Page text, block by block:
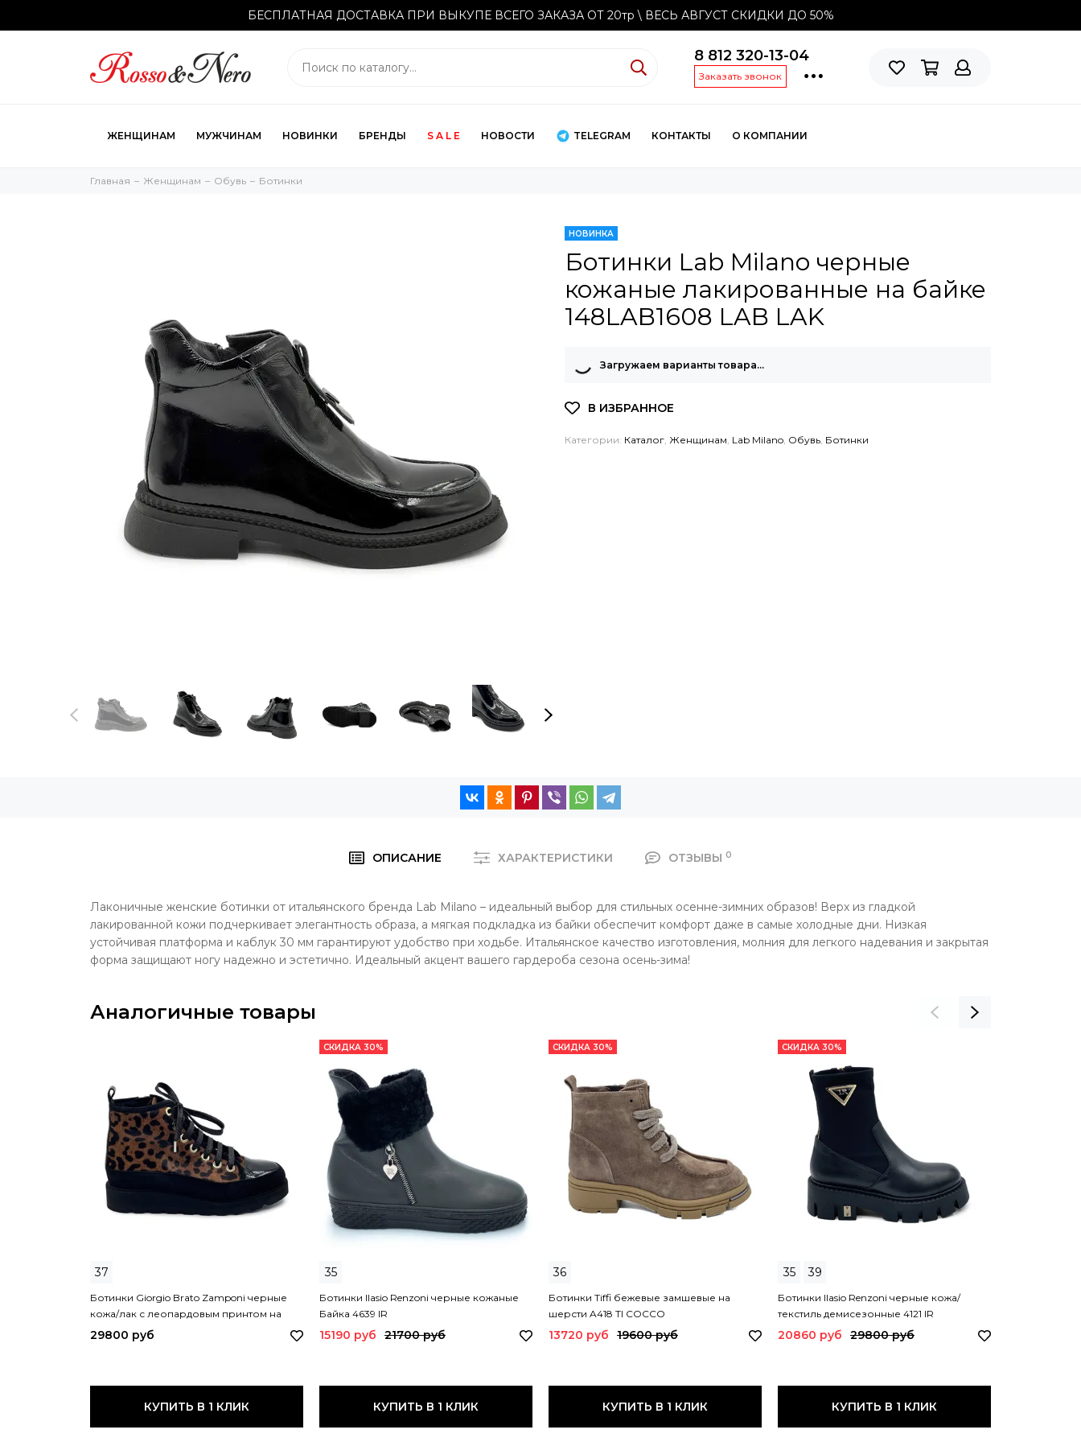
БЕСПЛАТНАЯ ДОСТАВКА ПРИ ВЫКУПЕ ВСЕГО ЗАКАЗА ОТ 20тр \ ВЕСЬ АВГУСТ СКИДКИ ДО 50%
8 812 320-13-04
Заказать звонок
ЖЕНЩИНАМ МУЖЧИНАМ НОВИНКИ БРЕНДЫ S A L E НОВОСТИ TELEGRAM КОНТАКТЫ О КОМПАНИИ
Главная Женщинам Обувь Ботинки
НОВИНКА
Ботинки Lab Milano черные
кожаные лакированные на байке
148LAB1608 LAB LAK
Загружаем варианты товара…
Категории: Каталог, Женщинам, Lab Milano, Обувь, Ботинки
ОПИСАНИЕ ХАРАКТЕРИСТИКИ ОТЗЫВЫ 0
Лаконичные женские ботинки от итальянского бренда Lab Milano – идеальный выбор для стильных осенне-зимних образов! Верх из гладкой
лакированной кожи подчеркивает элегантность образа, а мягкая подкладка из байки обеспечит комфорт даже в самые холодные дни. Низкая
устойчивая платформа и каблук 30 мм гарантируют удобство при ходьбе. Итальянское качество изготовления, молния для легкого надевания и закрытая
форма защищают ногу надежно и эстетично. Идеальный акцент вашего гардероба сезона осень-зима!
Аналогичные товары
37
Ботинки Giorgio Brato Zamponi черные
кожа/лак с леопардовым принтом на
меху 8392 GB
29800 руб
КУПИТЬ В 1 КЛИК
СКИДКА 30%
35
Ботинки Ilasio Renzoni черные кожаные
Байка 4639 IR
15190 руб 21700 руб
КУПИТЬ В 1 КЛИК
СКИДКА 30%
36
Ботинки Tiffi бежевые замшевые на
шерсти A418 TI COCCO
13720 руб 19600 руб
КУПИТЬ В 1 КЛИК
СКИДКА 30%
35 39
Ботинки Ilasio Renzoni черные кожа/
текстиль демисезонные 4121 IR
20860 руб 29800 руб
КУПИТЬ В 1 КЛИК